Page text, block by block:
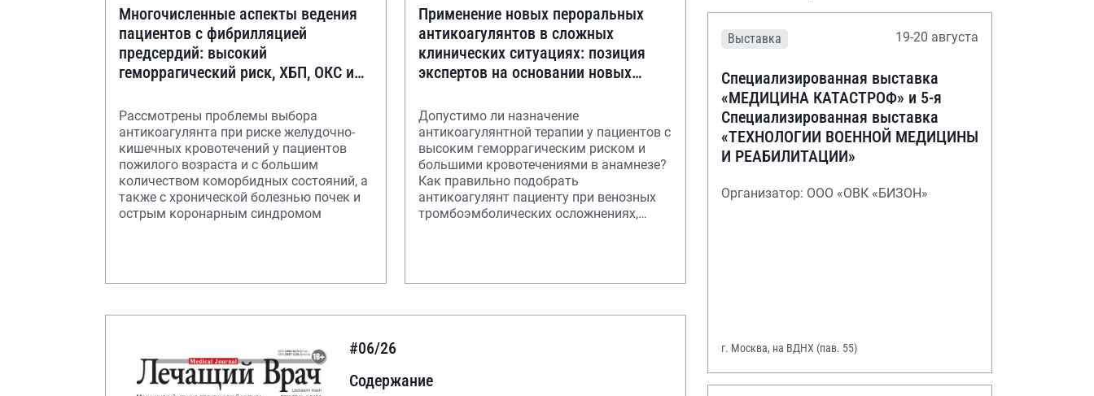
Многочисленные аспекты ведения
пациентов с фибрилляцией
предсердий: высокий
геморрагический риск, ХБП, ОКС и
Рассмотрены проблемы выбора
антикоагулянта при риске желудочно-
кишечных кровотечений у пациентов
пожилого возраста и с большим
количеством коморбидных состояний, а
также с хронической болезнью почек и
острым коронарным синдромом
Применение новых пероральных
антикоагулянтов в сложных
клинических ситуациях: позиция
экспертов на основании новых
Допустимо ли назначение
антикоагулянтной терапии у пациентов с
высоким геморрагическим риском и
большими кровотечениями в анамнезе?
Как правильно подобрать
антикоагулянт пациенту при венозных
тромбоэмболических осложнениях,
#06/26
Содержание
Выставка 19-20 августа
Специализированная выставка
«МЕДИЦИНА КАТАСТРОФ» и 5-я
Специализированная выставка
«ТЕХНОЛОГИИ ВОЕННОЙ МЕДИЦИНЫ
И РЕАБИЛИТАЦИИ»
Организатор: ООО «ОВК «БИЗОН»
г. Москва, на ВДНХ (пав. 55)